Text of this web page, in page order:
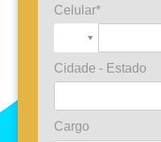
Celular*
Cidade - Estado
Cargo